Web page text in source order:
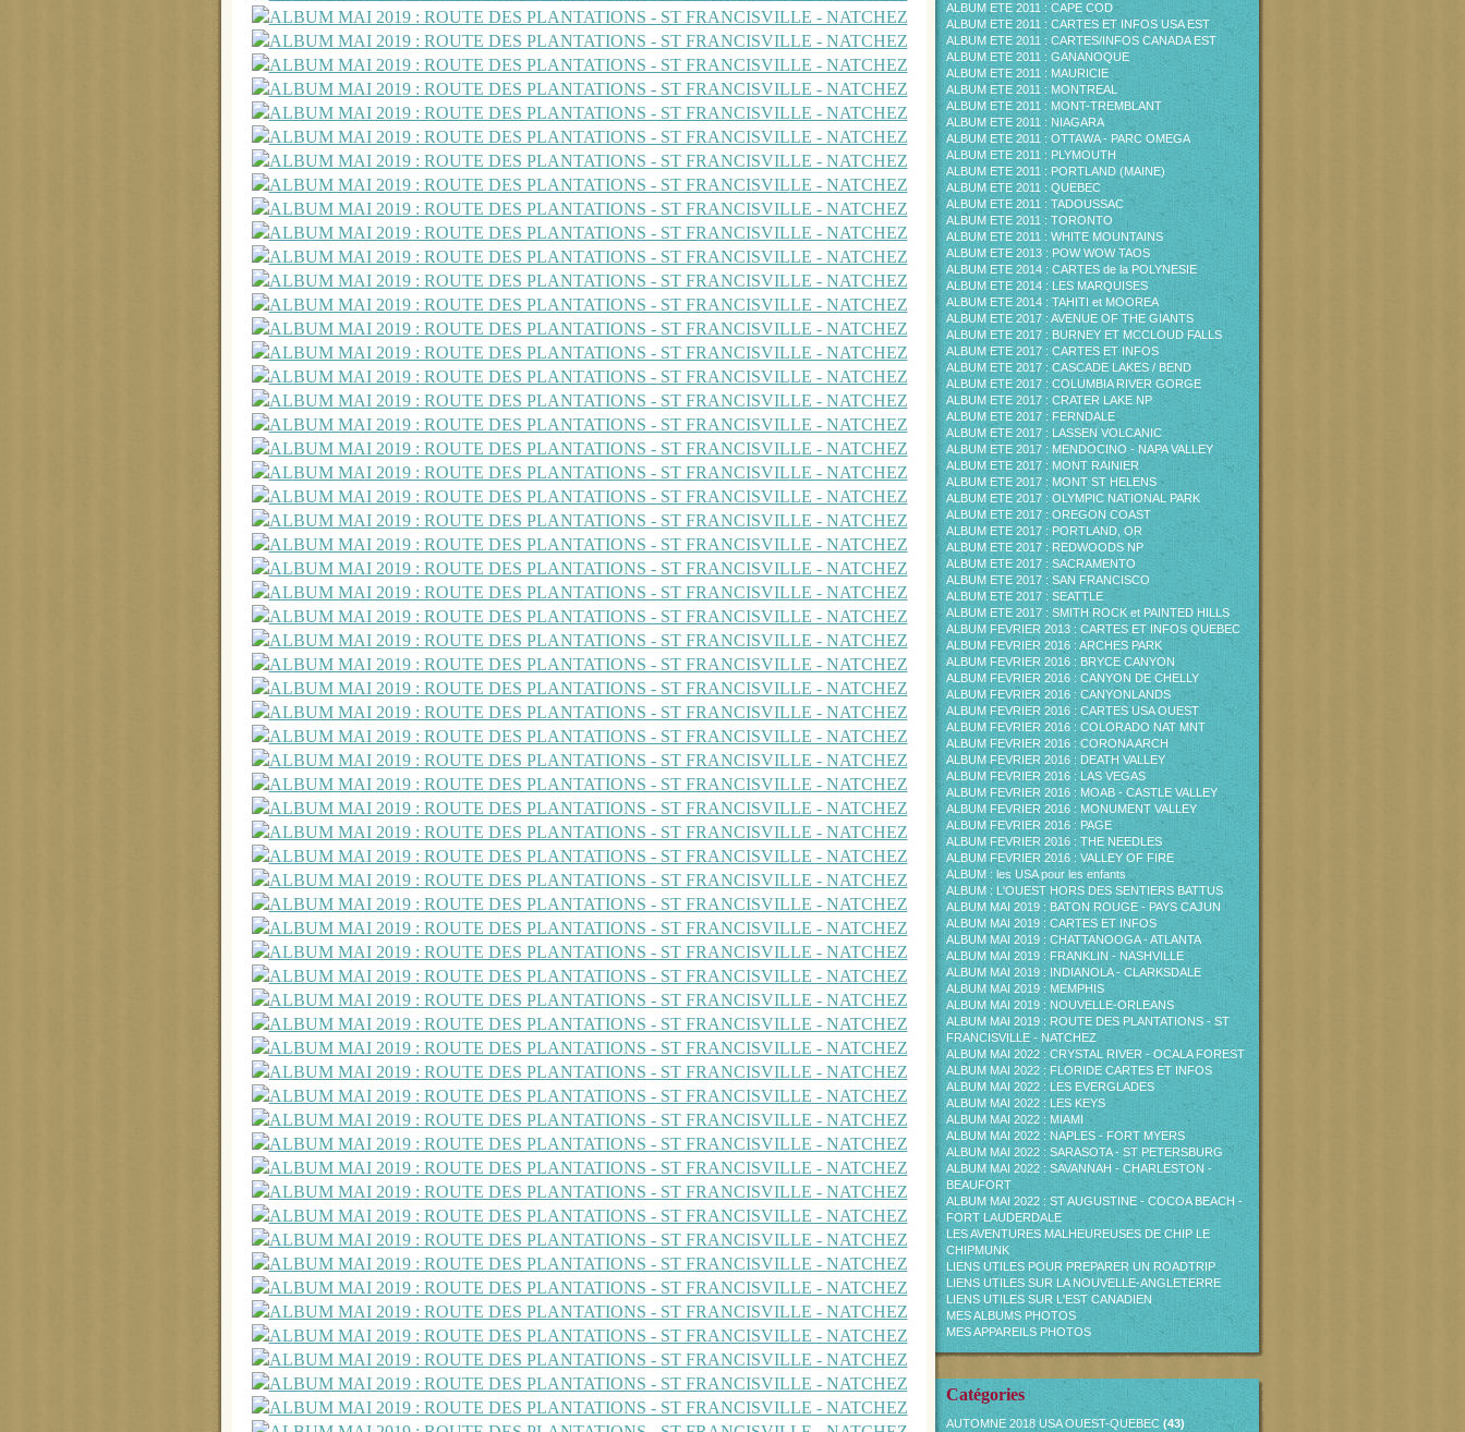
ALBUM ETE 2011 : CAPE COD
ALBUM ETE 2011 : CARTES ET INFOS USA EST
ALBUM ETE 2011 : CARTES/INFOS CANADA EST
ALBUM ETE 2011 : GANANOQUE
ALBUM ETE 2011 : MAURICIE
ALBUM ETE 2011 : MONTREAL
ALBUM ETE 2011 : MONT-TREMBLANT
ALBUM ETE 2011 : NIAGARA
ALBUM ETE 2011 : OTTAWA - PARC OMEGA
ALBUM ETE 2011 : PLYMOUTH
ALBUM ETE 2011 : PORTLAND (MAINE)
ALBUM ETE 2011 : QUEBEC
ALBUM ETE 2011 : TADOUSSAC
ALBUM ETE 2011 : TORONTO
ALBUM ETE 2011 : WHITE MOUNTAINS
ALBUM ETE 2013 : POW WOW TAOS
ALBUM ETE 2014 : CARTES de la POLYNESIE
ALBUM ETE 2014 : LES MARQUISES
ALBUM ETE 2014 : TAHITI et MOOREA
ALBUM ETE 2017 : AVENUE OF THE GIANTS
ALBUM ETE 2017 : BURNEY ET MCCLOUD FALLS
ALBUM ETE 2017 : CARTES ET INFOS
ALBUM ETE 2017 : CASCADE LAKES / BEND
ALBUM ETE 2017 : COLUMBIA RIVER GORGE
ALBUM ETE 2017 : CRATER LAKE NP
ALBUM ETE 2017 : FERNDALE
ALBUM ETE 2017 : LASSEN VOLCANIC
ALBUM ETE 2017 : MENDOCINO - NAPA VALLEY
ALBUM ETE 2017 : MONT RAINIER
ALBUM ETE 2017 : MONT ST HELENS
ALBUM ETE 2017 : OLYMPIC NATIONAL PARK
ALBUM ETE 2017 : OREGON COAST
ALBUM ETE 2017 : PORTLAND, OR
ALBUM ETE 2017 : REDWOODS NP
ALBUM ETE 2017 : SACRAMENTO
ALBUM ETE 2017 : SAN FRANCISCO
ALBUM ETE 2017 : SEATTLE
ALBUM ETE 2017 : SMITH ROCK et PAINTED HILLS
ALBUM FEVRIER 2013 : CARTES ET INFOS QUEBEC
ALBUM FEVRIER 2016 : ARCHES PARK
ALBUM FEVRIER 2016 : BRYCE CANYON
ALBUM FEVRIER 2016 : CANYON DE CHELLY
ALBUM FEVRIER 2016 : CANYONLANDS
ALBUM FEVRIER 2016 : CARTES USA OUEST
ALBUM FEVRIER 2016 : COLORADO NAT MNT
ALBUM FEVRIER 2016 : CORONA ARCH
ALBUM FEVRIER 2016 : DEATH VALLEY
ALBUM FEVRIER 2016 : LAS VEGAS
ALBUM FEVRIER 2016 : MOAB - CASTLE VALLEY
ALBUM FEVRIER 2016 : MONUMENT VALLEY
ALBUM FEVRIER 2016 : PAGE
ALBUM FEVRIER 2016 : THE NEEDLES
ALBUM FEVRIER 2016 : VALLEY OF FIRE
ALBUM : les USA pour les enfants
ALBUM : L'OUEST HORS DES SENTIERS BATTUS
ALBUM MAI 2019 : BATON ROUGE - PAYS CAJUN
ALBUM MAI 2019 : CARTES ET INFOS
ALBUM MAI 2019 : CHATTANOOGA - ATLANTA
ALBUM MAI 2019 : FRANKLIN - NASHVILLE
ALBUM MAI 2019 : INDIANOLA - CLARKSDALE
ALBUM MAI 2019 : MEMPHIS
ALBUM MAI 2019 : NOUVELLE-ORLEANS
ALBUM MAI 2019 : ROUTE DES PLANTATIONS - ST
FRANCISVILLE - NATCHEZ
ALBUM MAI 2022 : CRYSTAL RIVER - OCALA FOREST
ALBUM MAI 2022 : FLORIDE CARTES ET INFOS
ALBUM MAI 2022 : LES EVERGLADES
ALBUM MAI 2022 : LES KEYS
ALBUM MAI 2022 : MIAMI
ALBUM MAI 2022 : NAPLES - FORT MYERS
ALBUM MAI 2022 : SARASOTA - ST PETERSBURG
ALBUM MAI 2022 : SAVANNAH - CHARLESTON -
BEAUFORT
ALBUM MAI 2022 : ST AUGUSTINE - COCOA BEACH -
FORT LAUDERDALE
LES AVENTURES MALHEUREUSES DE CHIP LE
CHIPMUNK
LIENS UTILES POUR PREPARER UN ROADTRIP
LIENS UTILES SUR LA NOUVELLE-ANGLETERRE
LIENS UTILES SUR L'EST CANADIEN
MES ALBUMS PHOTOS
MES APPAREILS PHOTOS
Catégories
AUTOMNE 2018 USA OUEST-QUEBEC (43)